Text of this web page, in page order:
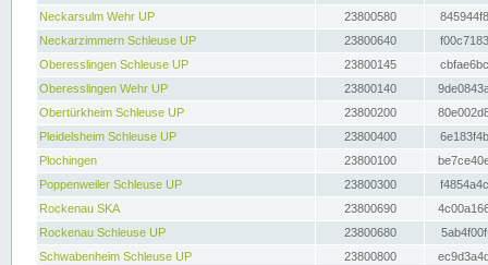
Neckarsulm Wehr UP
23800580
Neckarzimmern Schleuse UP
23800640
Oberesslingen Schleuse UP
23800145
Oberesslingen Wehr UP
23800140
Obertürkheim Schleuse UP
23800200
Pleidelsheim Schleuse UP
23800400
Plochingen
23800100
Poppenweiler Schleuse UP
23800300
Rockenau SKA
23800690
Rockenau Schleuse UP
23800680
Schwabenheim Schleuse UP
23800800